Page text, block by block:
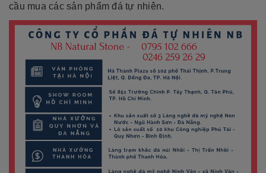
cầu mua các sản phẩm đá tự nhiên.